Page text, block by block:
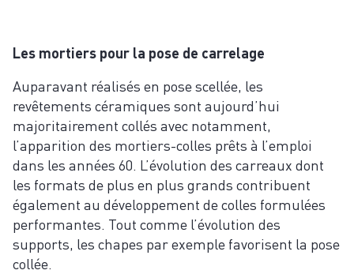
Les mortiers pour la pose de carrelage
Auparavant réalisés en pose scellée, les
revêtements céramiques sont aujourd’hui
majoritairement collés avec notamment,
l’apparition des mortiers-colles prêts à l’emploi
dans les années 60. L’évolution des carreaux dont
les formats de plus en plus grands contribuent
également au développement de colles formulées
performantes. Tout comme l’évolution des
supports, les chapes par exemple favorisent la pose
collée.